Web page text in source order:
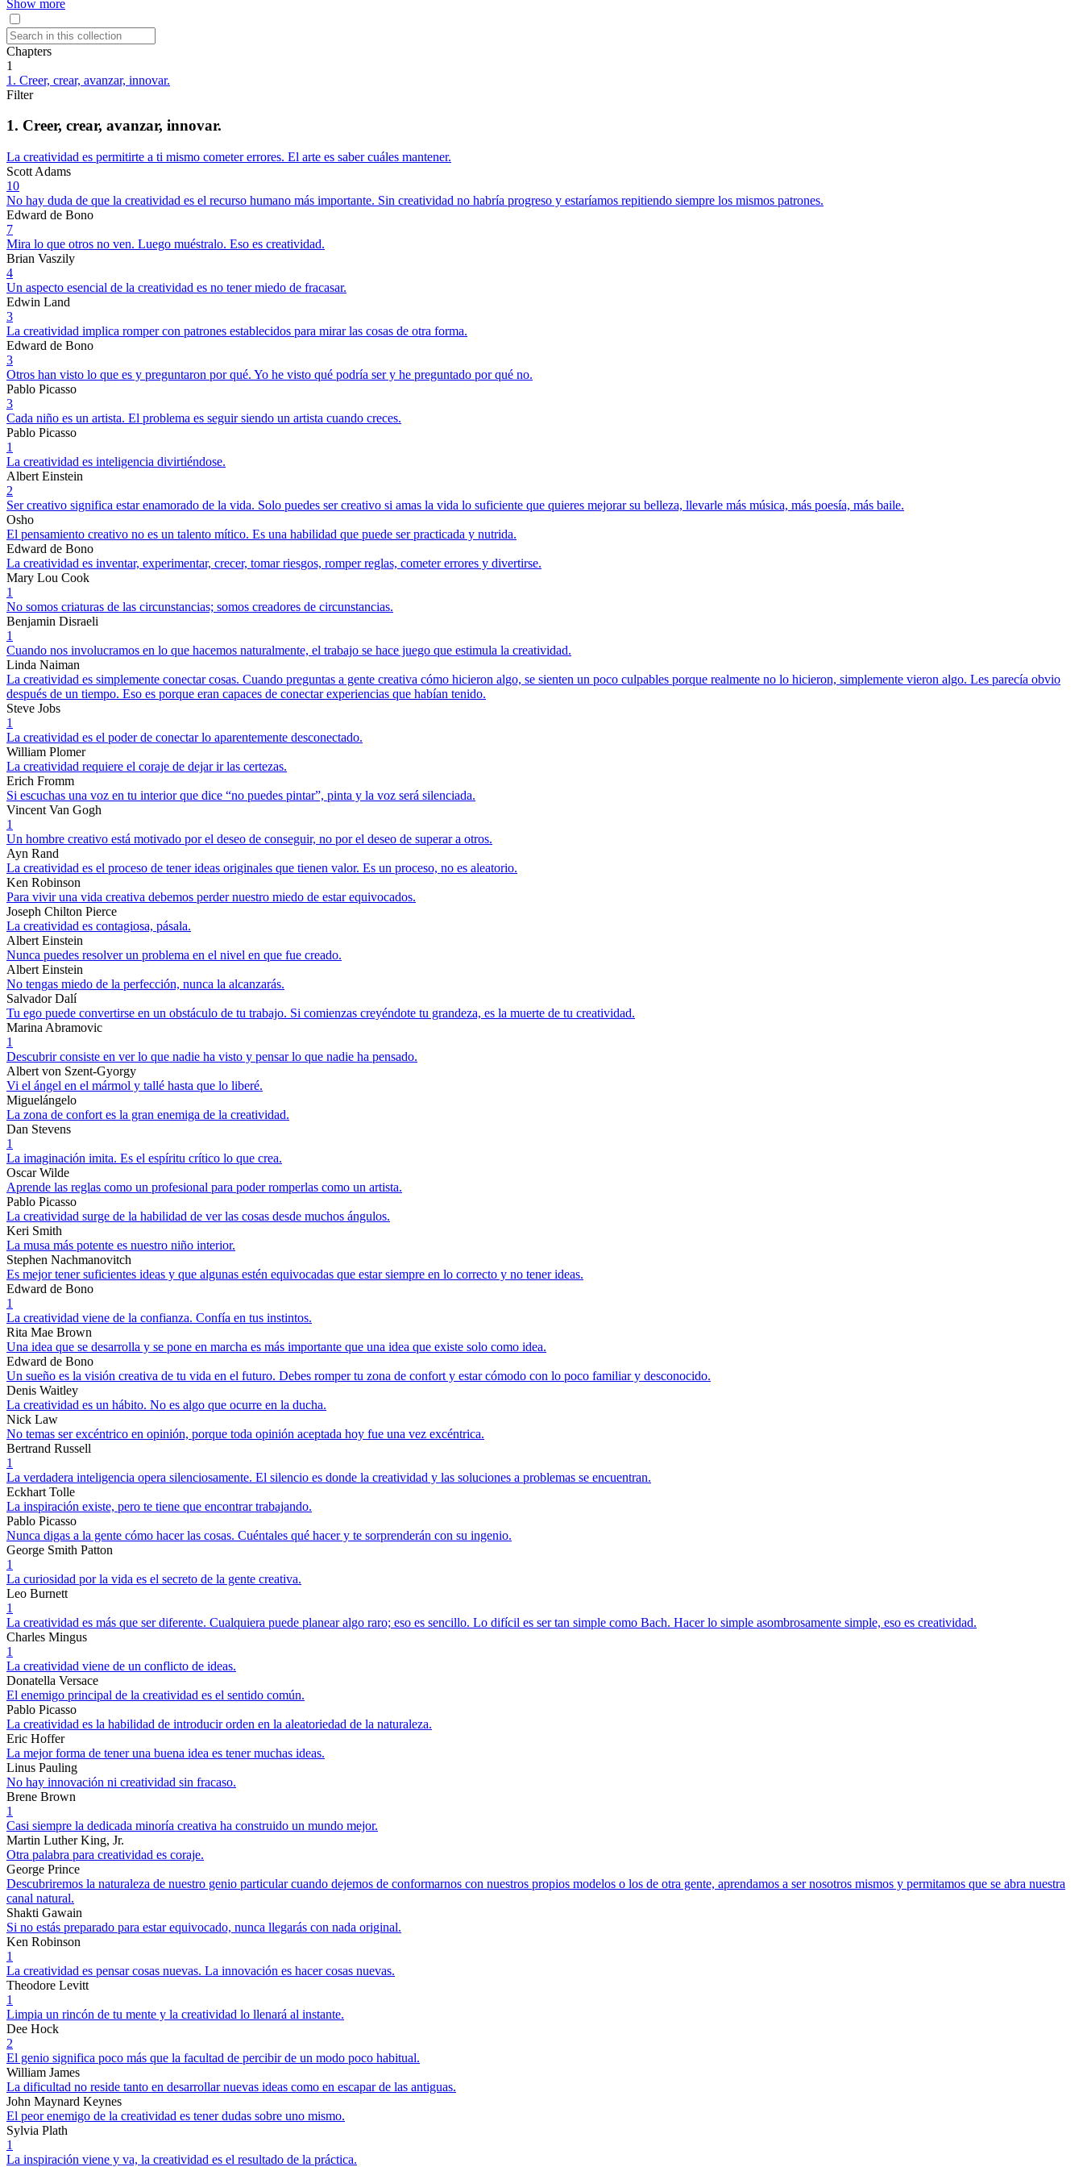
Show more
Chapters
1
1. Creer, crear, avanzar, innovar.
Filter
1. Creer, crear, avanzar, innovar.
La creatividad es permitirte a ti mismo cometer errores. El arte es saber cuáles mantener.
Scott Adams
10
No hay duda de que la creatividad es el recurso humano más importante. Sin creatividad no habría progreso y estaríamos repitiendo siempre los mismos patrones.
Edward de Bono
7
Mira lo que otros no ven. Luego muéstralo. Eso es creatividad.
Brian Vaszily
4
Un aspecto esencial de la creatividad es no tener miedo de fracasar.
Edwin Land
3
La creatividad implica romper con patrones establecidos para mirar las cosas de otra forma.
Edward de Bono
3
Otros han visto lo que es y preguntaron por qué. Yo he visto qué podría ser y he preguntado por qué no.
Pablo Picasso
3
Cada niño es un artista. El problema es seguir siendo un artista cuando creces.
Pablo Picasso
1
La creatividad es inteligencia divirtiéndose.
Albert Einstein
2
Ser creativo significa estar enamorado de la vida. Solo puedes ser creativo si amas la vida lo suficiente que quieres mejorar su belleza, llevarle más música, más poesía, más baile.
Osho
El pensamiento creativo no es un talento mítico. Es una habilidad que puede ser practicada y nutrida.
Edward de Bono
La creatividad es inventar, experimentar, crecer, tomar riesgos, romper reglas, cometer errores y divertirse.
Mary Lou Cook
1
No somos criaturas de las circunstancias; somos creadores de circunstancias.
Benjamin Disraeli
1
Cuando nos involucramos en lo que hacemos naturalmente, el trabajo se hace juego que estimula la creatividad.
Linda Naiman
La creatividad es simplemente conectar cosas. Cuando preguntas a gente creativa cómo hicieron algo, se sienten un poco culpables porque realmente no lo hicieron, simplemente vieron algo. Les parecía obvio
después de un tiempo. Eso es porque eran capaces de conectar experiencias que habían tenido.
Steve Jobs
1
La creatividad es el poder de conectar lo aparentemente desconectado.
William Plomer
La creatividad requiere el coraje de dejar ir las certezas.
Erich Fromm
Si escuchas una voz en tu interior que dice “no puedes pintar”, pinta y la voz será silenciada.
Vincent Van Gogh
1
Un hombre creativo está motivado por el deseo de conseguir, no por el deseo de superar a otros.
Ayn Rand
La creatividad es el proceso de tener ideas originales que tienen valor. Es un proceso, no es aleatorio.
Ken Robinson
Para vivir una vida creativa debemos perder nuestro miedo de estar equivocados.
Joseph Chilton Pierce
La creatividad es contagiosa, pásala.
Albert Einstein
Nunca puedes resolver un problema en el nivel en que fue creado.
Albert Einstein
No tengas miedo de la perfección, nunca la alcanzarás.
Salvador Dalí
Tu ego puede convertirse en un obstáculo de tu trabajo. Si comienzas creyéndote tu grandeza, es la muerte de tu creatividad.
Marina Abramovic
1
Descubrir consiste en ver lo que nadie ha visto y pensar lo que nadie ha pensado.
Albert von Szent-Gyorgy
Vi el ángel en el mármol y tallé hasta que lo liberé.
Miguelángelo
La zona de confort es la gran enemiga de la creatividad.
Dan Stevens
1
La imaginación imita. Es el espíritu crítico lo que crea.
Oscar Wilde
Aprende las reglas como un profesional para poder romperlas como un artista.
Pablo Picasso
La creatividad surge de la habilidad de ver las cosas desde muchos ángulos.
Keri Smith
La musa más potente es nuestro niño interior.
Stephen Nachmanovitch
Es mejor tener suficientes ideas y que algunas estén equivocadas que estar siempre en lo correcto y no tener ideas.
Edward de Bono
1
La creatividad viene de la confianza. Confía en tus instintos.
Rita Mae Brown
Una idea que se desarrolla y se pone en marcha es más importante que una idea que existe solo como idea.
Edward de Bono
Un sueño es la visión creativa de tu vida en el futuro. Debes romper tu zona de confort y estar cómodo con lo poco familiar y desconocido.
Denis Waitley
La creatividad es un hábito. No es algo que ocurre en la ducha.
Nick Law
No temas ser excéntrico en opinión, porque toda opinión aceptada hoy fue una vez excéntrica.
Bertrand Russell
1
La verdadera inteligencia opera silenciosamente. El silencio es donde la creatividad y las soluciones a problemas se encuentran.
Eckhart Tolle
La inspiración existe, pero te tiene que encontrar trabajando.
Pablo Picasso
Nunca digas a la gente cómo hacer las cosas. Cuéntales qué hacer y te sorprenderán con su ingenio.
George Smith Patton
1
La curiosidad por la vida es el secreto de la gente creativa.
Leo Burnett
1
La creatividad es más que ser diferente. Cualquiera puede planear algo raro; eso es sencillo. Lo difícil es ser tan simple como Bach. Hacer lo simple asombrosamente simple, eso es creatividad.
Charles Mingus
1
La creatividad viene de un conflicto de ideas.
Donatella Versace
El enemigo principal de la creatividad es el sentido común.
Pablo Picasso
La creatividad es la habilidad de introducir orden en la aleatoriedad de la naturaleza.
Eric Hoffer
La mejor forma de tener una buena idea es tener muchas ideas.
Linus Pauling
No hay innovación ni creatividad sin fracaso.
Brene Brown
1
Casi siempre la dedicada minoría creativa ha construido un mundo mejor.
Martin Luther King, Jr.
Otra palabra para creatividad es coraje.
George Prince
Descubriremos la naturaleza de nuestro genio particular cuando dejemos de conformarnos con nuestros propios modelos o los de otra gente, aprendamos a ser nosotros mismos y permitamos que se abra nuestra
canal natural.
Shakti Gawain
Si no estás preparado para estar equivocado, nunca llegarás con nada original.
Ken Robinson
1
La creatividad es pensar cosas nuevas. La innovación es hacer cosas nuevas.
Theodore Levitt
1
Limpia un rincón de tu mente y la creatividad lo llenará al instante.
Dee Hock
2
El genio significa poco más que la facultad de percibir de un modo poco habitual.
William James
La dificultad no reside tanto en desarrollar nuevas ideas como en escapar de las antiguas.
John Maynard Keynes
El peor enemigo de la creatividad es tener dudas sobre uno mismo.
Sylvia Plath
1
La inspiración viene y va, la creatividad es el resultado de la práctica.